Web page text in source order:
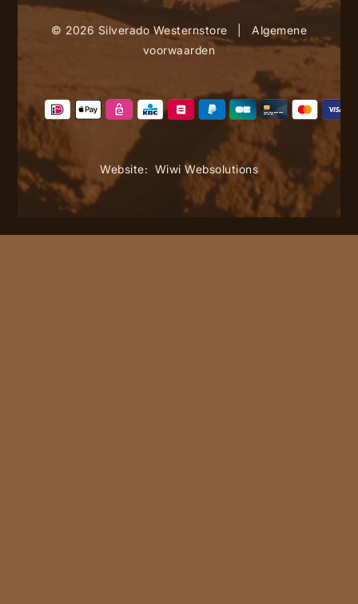
© 2026 Silverado Westernstore
Algemene
voorwaarden
Website: Wiwi Websolutions